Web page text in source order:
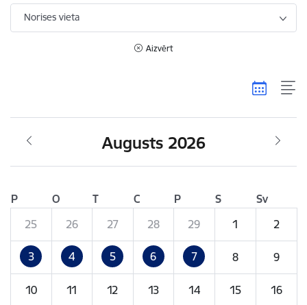
Norises vieta
Aizvērt
Augusts 2026
P O T C P S
Sv
25
26 27 28 29 1 2
3 4 5 6 7 8 9
10 11 12 13 14 15 16